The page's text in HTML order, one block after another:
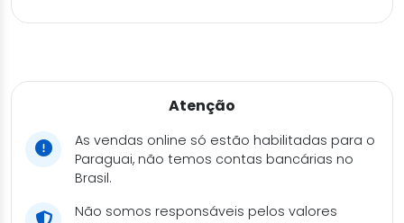
Atenção
As vendas online só estão habilitadas para o
Paraguai, não temos contas bancárias no
Brasil.
Não somos responsáveis pelos valores